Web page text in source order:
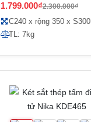
1.799.000₫2.300.000₫
C240 x rộng 350 x S300
TL: 7kg